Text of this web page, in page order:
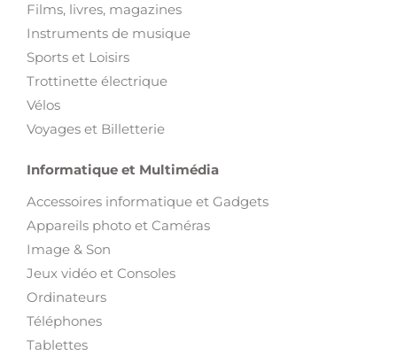
Films, livres, magazines
Instruments de musique
Sports et Loisirs
Trottinette électrique
Vélos
Voyages et Billetterie
Informatique et Multimédia
Accessoires informatique et Gadgets
Appareils photo et Caméras
Image & Son
Jeux vidéo et Consoles
Ordinateurs
Téléphones
Tablettes